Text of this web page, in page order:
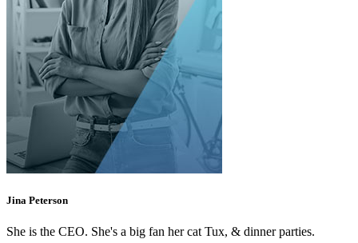
Jina Peterson
She is the CEO. She's a big fan her cat Tux, & dinner parties.